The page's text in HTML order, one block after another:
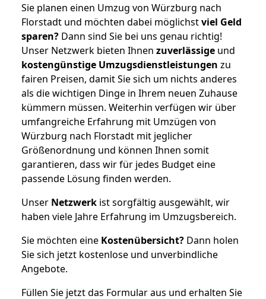
Sie planen einen Umzug von Würzburg nach
Florstadt und möchten dabei möglichstviel Geld
sparen? Dann sind Sie bei uns genau richtig!
Unser Netzwerk bieten Ihnen zuverlässige und
kostengünstige Umzugsdienstleistungen zu
fairen Preisen, damit Sie sich um nichts anderes
als die wichtigen Dinge in Ihrem neuen Zuhause
kümmern müssen. Weiterhin verfügen wir über
umfangreiche Erfahrung mit Umzügen von
Würzburg nach Florstadt mit jeglicher
Größenordnung und können Ihnen somit
garantieren, dass wir für jedes Budget eine
passende Lösung finden werden.
Unser Netzwerk ist sorgfältig ausgewählt, wir
haben viele Jahre Erfahrung im Umzugsbereich.
Sie möchten eine Kostenübersicht? Dann holen
Sie sich jetzt kostenlose und unverbindliche
Angebote.
Füllen Sie jetzt das Formular aus und erhalten Sie